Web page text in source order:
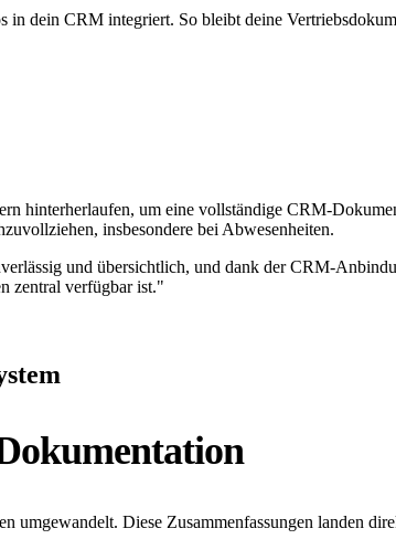
in dein CRM integriert. So bleibt deine
hinterherlaufen, um eine vollständige CRM-
insbesondere bei Abwesenheiten.
und übersichtlich, und dank der CRM-
zentral verfügbar ist."
umgewandelt. Diese Zusammenfassungen landen